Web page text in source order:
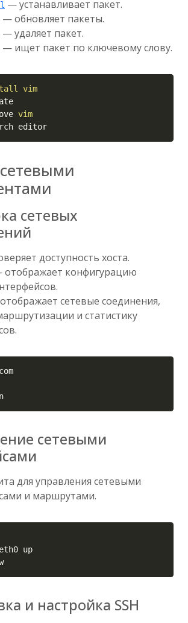
— устанавливает пакет.
— обновляет пакеты.
— удаляет пакет.
— ищет пакет по ключевому слову.
vim
vim
editor
сетевых
доступность хоста.
отображает конфигурацию
сетевые соединения,
и статистику
сетевыми
для управления сетевыми
и маршрутами.
и настройка SSH